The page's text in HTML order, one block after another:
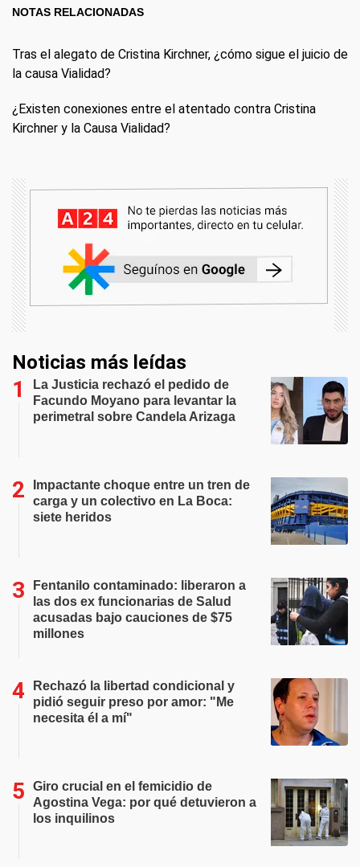
NOTAS RELACIONADAS
Tras el alegato de Cristina Kirchner, ¿cómo sigue el juicio de
la causa Vialidad?
¿Existen conexiones entre el atentado contra Cristina
Kirchner y la Causa Vialidad?
Noticias más leídas
La Justicia rechazó el pedido de
Facundo Moyano para levantar la
perimetral sobre Candela Arizaga
Impactante choque entre un tren de
carga y un colectivo en La Boca:
siete heridos
Fentanilo contaminado: liberaron a
las dos ex funcionarias de Salud
acusadas bajo cauciones de $75
millones
Rechazó la libertad condicional y
pidió seguir preso por amor: "Me
necesita él a mí"
Giro crucial en el femicidio de
Agostina Vega: por qué detuvieron a
los inquilinos